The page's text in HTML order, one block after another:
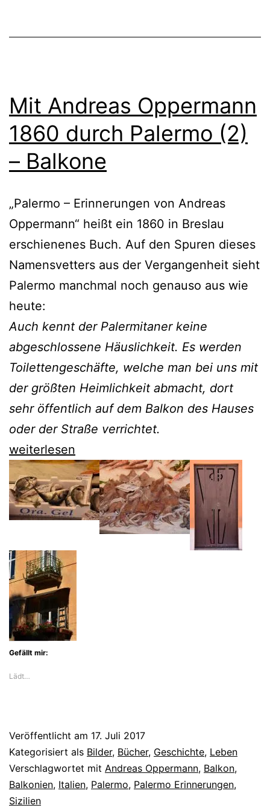
Mit Andreas Oppermann
1860 durch Palermo (2)
– Balkone
„Palermo – Erinnerungen von Andreas
Oppermann“ heißt ein 1860 in Breslau
erschienenes Buch. Auf den Spuren dieses
Namensvetters aus der Vergangenheit sieht
Palermo manchmal noch genauso aus wie
heute:
Auch kennt der Palermitaner keine
abgeschlossene Häuslichkeit. Es werden
Toilettengeschäfte, welche man bei uns mit
der größten Heimlichkeit abmacht, dort
sehr öffentlich auf dem Balkon des Hauses
oder der Straße verrichtet.
Mit
Andreas
Oppermann
1860
Palermo
(2)
–
Balkone
weiterlesen
Gefällt mir:
Lädt…
Veröffentlicht am 17. Juli 2017
Kategorisiert als Bilder, Bücher, Geschichte, Leben
Verschlagwortet mit Andreas Oppermann, Balkon,
Balkonien, Italien, Palermo, Palermo Erinnerungen,
Sizilien